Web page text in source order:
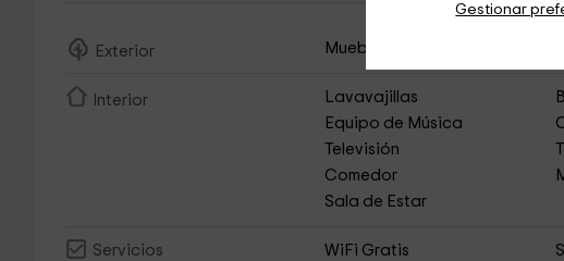
Gestionar
Exterior Muebles de Jardín
Interior Lavavajillas
Equipo de Música
Televisión
Comedor
Sala de Estar
Servicios WiFi Gratis